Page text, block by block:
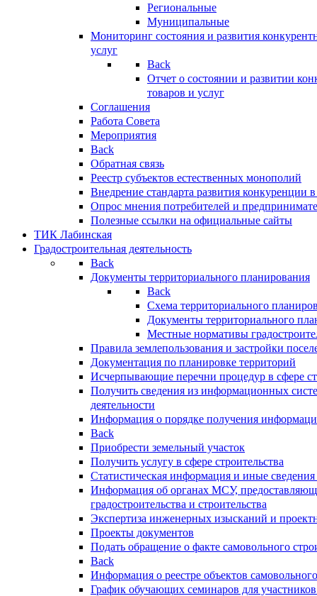
Региональные
Муниципальные
Мониторинг состояния и развития
услуг
Back
Отчет о состоянии и развитии
товаров и услуг
Соглашения
Работа Совета
Мероприятия
Back
Обратная связь
Реестр субъектов естественных монополий
Внедрение стандарта развития конкуренции
Опрос мнения потребителей и
Полезные ссылки на официальные сайты
ТИК Лабинская
Градостроительная деятельность
Back
Документы территориального планирования
Back
Схема территориального
Документы территориального
Местные нормативы
Правила землепользования и застройки
Документация по планировке территорий
Исчерпывающие перечни процедур в сфере
Получить сведения из информационных
деятельности
Информация о порядке получения
Back
Приобрести земельный участок
Получить услугу в сфере строительства
Статистическая информация и иные сведения
Информация об органах МСУ,
градостроительства и строительства
Экспертиза инженерных изысканий и
Проекты документов
Подать обращение о факте самовольного
Back
Информация о реестре объектов
График обучающих семинаров для участников